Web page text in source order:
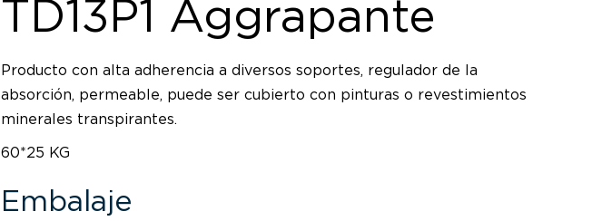
TD13P1 Aggrapante
Producto con alta adherencia a diversos soportes, regulador de la
absorción, permeable, puede ser cubierto con pinturas o revestimientos
minerales transpirantes.
60*25 KG
Embalaje